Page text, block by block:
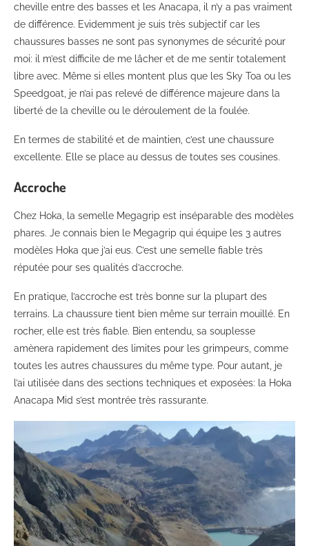
cheville entre des basses et les Anacapa, il n’y a pas vraiment
de différence. Evidemment je suis très subjectif car les
chaussures basses ne sont pas synonymes de sécurité pour
moi: il m’est difficile de me lâcher et de me sentir totalement
libre avec. Même si elles montent plus que les Sky Toa ou les
Speedgoat, je n’ai pas relevé de différence majeure dans la
liberté de la cheville ou le déroulement de la foulée.
En termes de stabilité et de maintien, c’est une chaussure
excellente. Elle se place au dessus de toutes ses cousines.
Accroche
Chez Hoka, la semelle Megagrip est inséparable des modèles
phares. Je connais bien le Megagrip qui équipe les 3 autres
modèles Hoka que j’ai eus. C’est une semelle fiable très
réputée pour ses qualités d’accroche.
En pratique, l’accroche est très bonne sur la plupart des
terrains. La chaussure tient bien même sur terrain mouillé. En
rocher, elle est très fiable. Bien entendu, sa souplesse
amènera rapidement des limites pour les grimpeurs, comme
toutes les autres chaussures du même type. Pour autant, je
l’ai utilisée dans des sections techniques et exposées: la Hoka
Anacapa Mid s’est montrée très rassurante.